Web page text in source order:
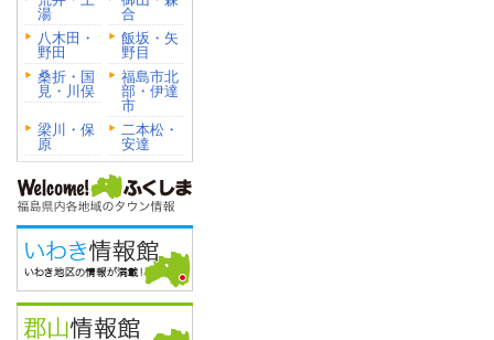
湯
合
八木田・
野田
飯坂・矢
野目
桑折・国
見・川俣
福島市北
部・伊達
市
梁川・保
原
二本松・
安達